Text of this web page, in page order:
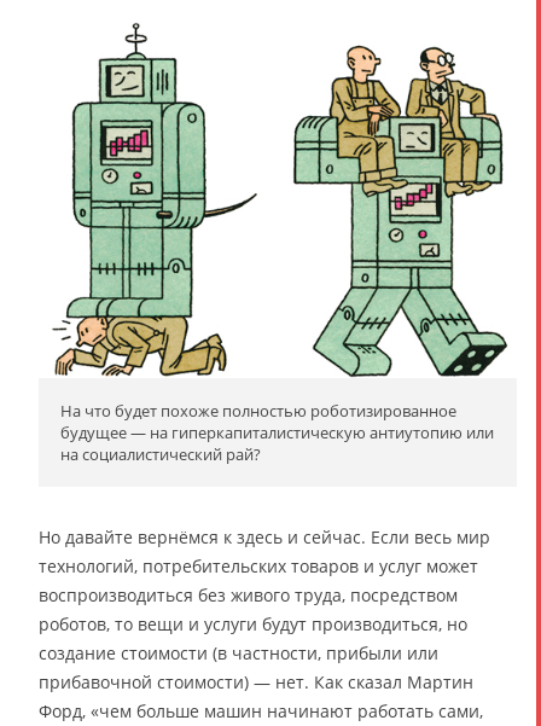
На что будет похоже полностью роботизированное
будущее — на гиперкапиталистическую антиутопию или
на социалистический рай?
Но давайте вернёмся к здесь и сейчас. Если весь мир
технологий, потребительских товаров и услуг может
воспроизводиться без живого труда, посредством
роботов, то вещи и услуги будут производиться, но
создание стоимости (в частности, прибыли или
прибавочной стоимости) — нет. Как сказал Мартин
Форд, «чем больше машин начинают работать сами,